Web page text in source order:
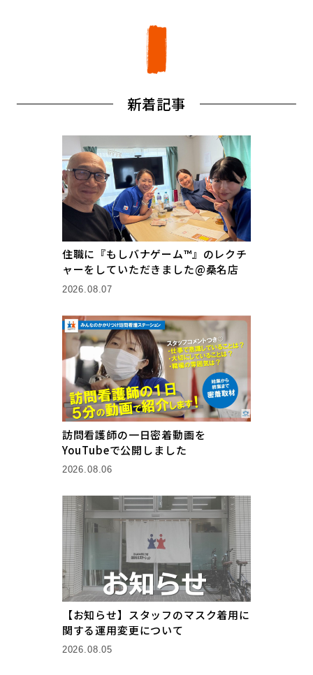
新着記事
住職に『もしバナゲーム™』のレクチ
ャーをしていただきました@桑名店
2026.08.07
訪問看護師の一日密着動画を
YouTubeで公開しました
2026.08.06
【お知らせ】スタッフのマスク着用に
関する運用変更について
2026.08.05